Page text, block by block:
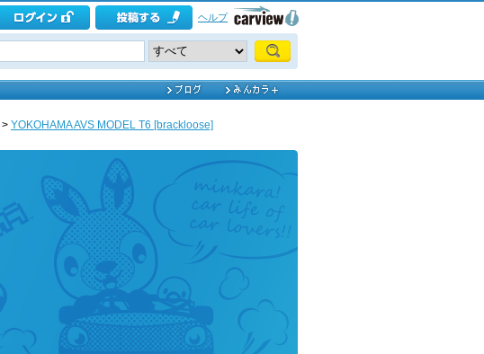
ヘルプ
> YOKOHAMA AVS MODEL T6 [brackloose]